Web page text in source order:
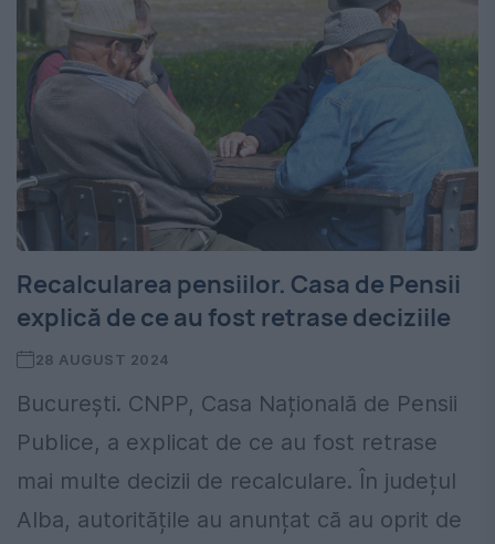
Recalcularea pensiilor. Casa de Pensii
explică de ce au fost retrase deciziile
28 AUGUST 2024
București. CNPP, Casa Națională de Pensii
Publice, a explicat de ce au fost retrase
mai multe decizii de recalculare. În județul
Alba, autoritățile au anunțat că au oprit de